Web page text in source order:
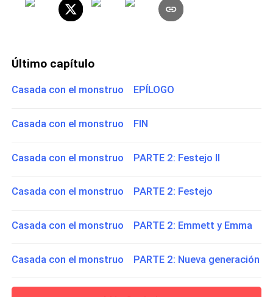
Último capítulo
Casada con el monstruo EPÍLOGO
Casada con el monstruo FIN
Casada con el monstruo PARTE 2: Festejo ll
Casada con el monstruo PARTE 2: Festejo
Casada con el monstruo PARTE 2: Emmett y Emma
Casada con el monstruo PARTE 2: Nueva generación